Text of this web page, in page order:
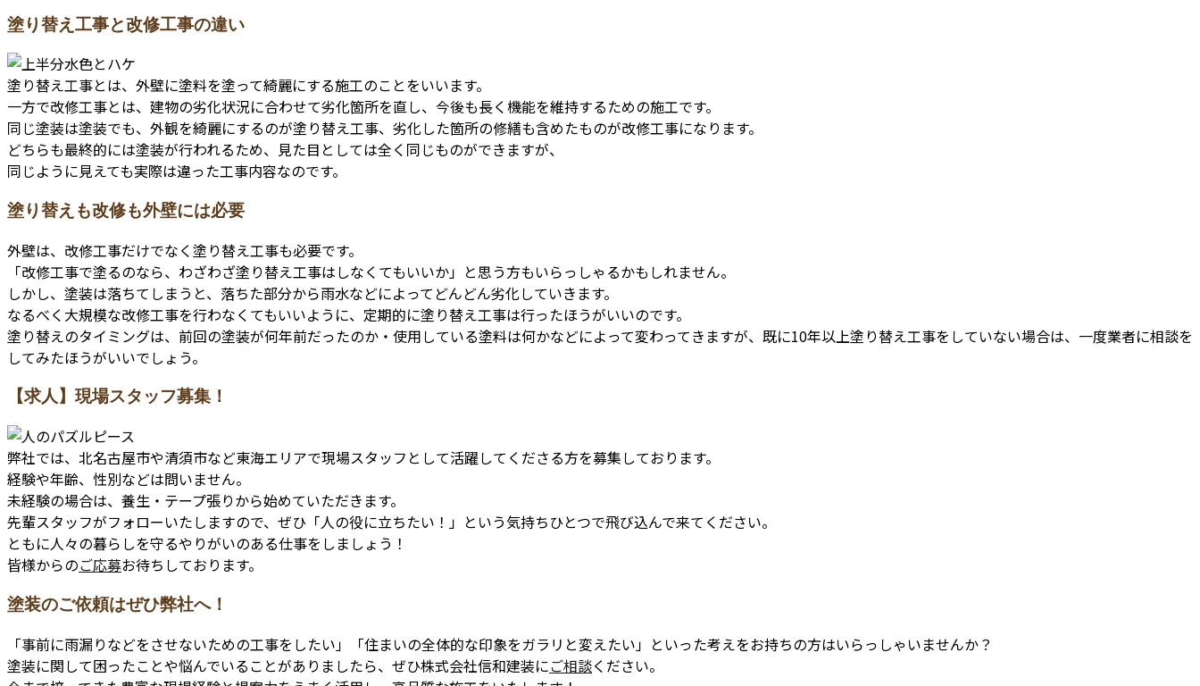
塗り替え工事と改修工事の違い
塗り替え工事とは、外壁に塗料を塗って綺麗にする施工のことをいいます。
一方で改修工事とは、建物の劣化状況に合わせて劣化箇所を直し、今後も長く機能を維持するための施工です。
同じ塗装は塗装でも、外観を綺麗にするのが塗り替え工事、劣化した箇所の修繕も含めたものが改修工事になります。
どちらも最終的には塗装が行われるため、見た目としては全く同じものができますが、
同じように見えても実際は違った工事内容なのです。
塗り替えも改修も外壁には必要
外壁は、改修工事だけでなく塗り替え工事も必要です。
「改修工事で塗るのなら、わざわざ塗り替え工事はしなくてもいいか」と思う方もいらっしゃるかもしれません。
しかし、塗装は落ちてしまうと、落ちた部分から雨水などによってどんどん劣化していきます。
なるべく大規模な改修工事を行わなくてもいいように、定期的に塗り替え工事は行ったほうがいいのです。
塗り替えのタイミングは、前回の塗装が何年前だったのか・使用している塗料は何かなどによって変わってきますが、既に10年以上塗り替え工事をしていない場合は、一度業者に相談を
してみたほうがいいでしょう。
【求人】現場スタッフ募集！
弊社では、北名古屋市や清須市など東海エリアで現場スタッフとして活躍してくださる方を募集しております。
経験や年齢、性別などは問いません。
未経験の場合は、養生・テープ張りから始めていただきます。
先輩スタッフがフォローいたしますので、ぜひ「人の役に立ちたい！」という気持ちひとつで飛び込んで来てください。
ともに人々の暮らしを守るやりがいのある仕事をしましょう！
皆様からのご応募お待ちしております。
塗装のご依頼はぜひ弊社へ！
「事前に雨漏りなどをさせないための工事をしたい」「住まいの全体的な印象をガラリと変えたい」といった考えをお持ちの方はいらっしゃいませんか？
塗装に関して困ったことや悩んでいることがありましたら、ぜひ株式会社信和建装にご相談ください。